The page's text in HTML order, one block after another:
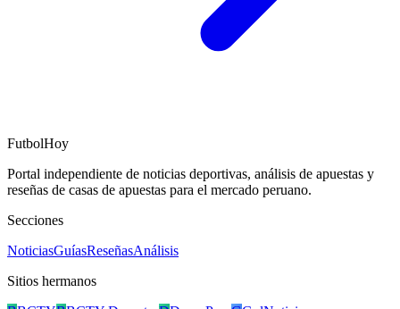
FutbolHoy
Portal independiente de noticias deportivas, análisis de apuestas y
reseñas de casas de apuestas para el mercado peruano.
Secciones
NoticiasGuíasReseñasAnálisis
Sitios hermanos